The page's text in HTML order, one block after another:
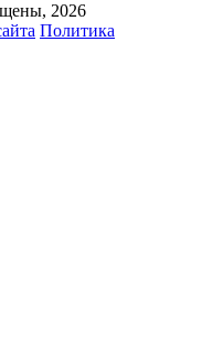
2026
Политика